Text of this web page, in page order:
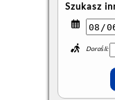
Szukasz
Dorośli: